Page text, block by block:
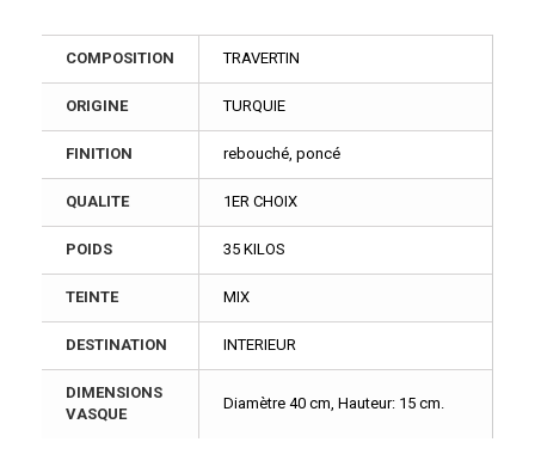
COMPOSITION TRAVERTIN
ORIGINE TURQUIE
FINITION rebouché, poncé
QUALITE 1ER CHOIX
POIDS 35 KILOS
TEINTE MIX
DESTINATION INTERIEUR
DIMENSIONS
VASQUE
Diamètre 40 cm, Hauteur: 15 cm.